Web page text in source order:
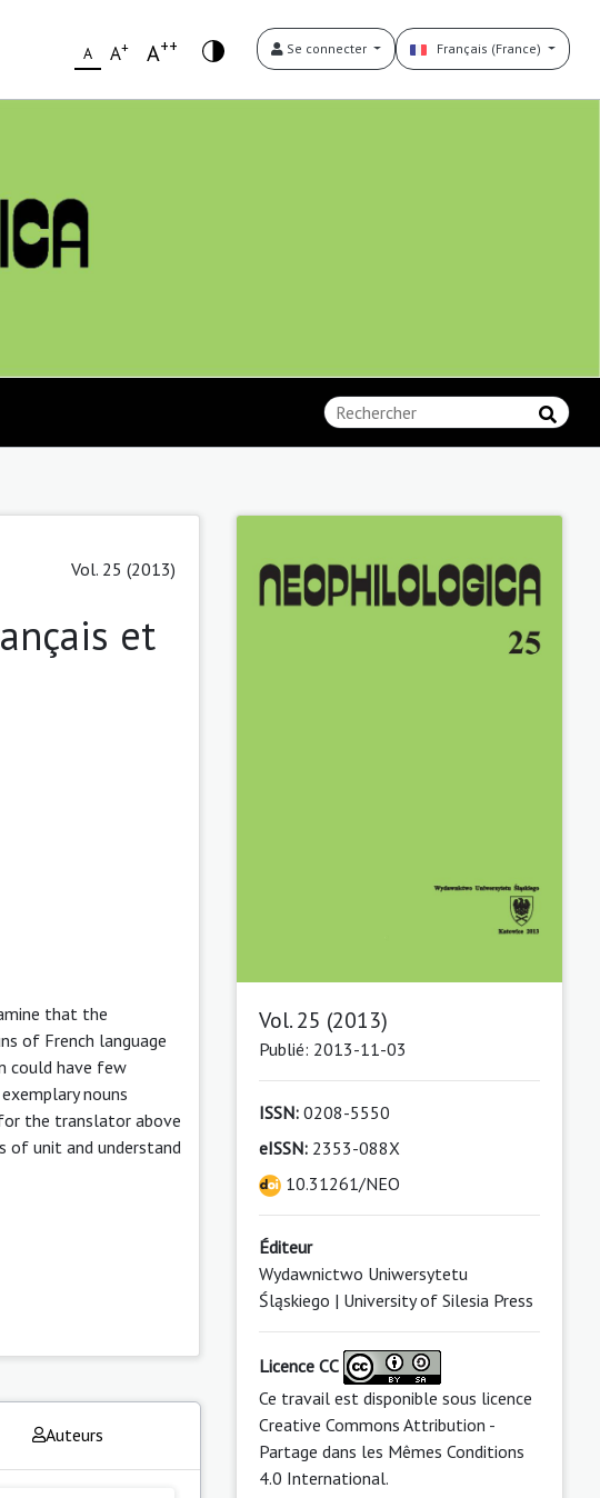
A A+ A++ Se connecter Français (France)
Vol. 25 (2013)
et
that the
of French language
could have few
nouns
the translator above
of unit and understand
Auteurs
Vol. 25 (2013)
Publié: 2013-11-03
ISSN:0208-5550
eISSN:2353-088X
10.31261/NEO
Éditeur
Wydawnictwo Uniwersytetu
Śląskiego | University of Silesia Press
Licence CC
Ce travail est disponible sous licence
Creative Commons Attribution -
Partage dans les Mêmes Conditions
4.0 International.